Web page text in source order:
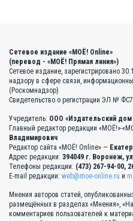
Сетевое издание «МОЁ! Online»
(перевод - «МОЁ! Прямая линия»)
Сетевое издание, зарегистрировано
надзору в сфере связи,
(Роскомнадзор)
Свидетельство о регистрации ЭЛ №
Учредитель: ООО «Издательский
Главный редактор редакции «МОЁ!»-
Владимирович
Редактор сайта «МОЁ! Online» —
Адрес редакции: 394049 г. Воронеж,
Телефоны редакции: (473) 267-94-00,
E-mail редакции: web@moe-online.ru и
Мнения авторов статей,
размещённых в разделах «Мнения»,
комментариев пользователей к